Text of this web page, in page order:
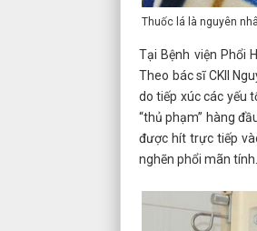
Thuốc lá là nguyên
Tại Bệnh viện Phổi
Theo bác sĩ CKII
do tiếp xúc các yếu
“thủ phạm” hàng
được hít trực tiếp
nghẽn phổi mãn